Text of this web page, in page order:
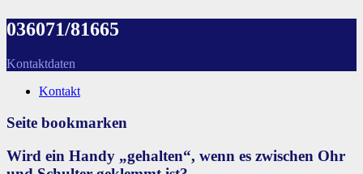
036071/81665
Kontaktdaten
Kontakt
Seite bookmarken
Wird ein Handy „gehalten“, wenn es zwischen Ohr